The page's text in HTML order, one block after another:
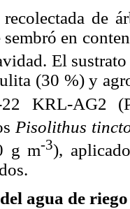
de
en
El
(30 %) y
KRL-AG2
Pisolithus
g m-3),
agua de riego